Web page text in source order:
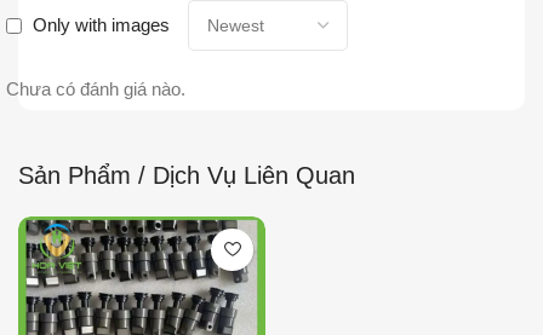
Only with images
Chưa có đánh giá nào.
Sản Phẩm / Dịch Vụ Liên Quan